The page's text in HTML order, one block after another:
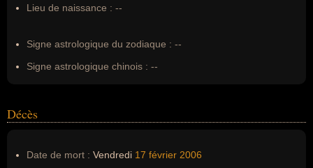
Lieu de naissance : --
Signe astrologique du zodiaque : --
Signe astrologique chinois : --
Décès
Date de mort : Vendredi 17 février 2006